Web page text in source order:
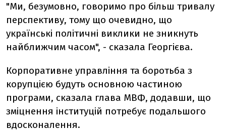
"Ми, безумовно, говоримо про більш тривалу
перспективу, тому що очевидно, що
українські політичні виклики не зникнуть
найближчим часом", - сказала Георгієва.
Корпоративне управління та боротьба з
корупцією будуть основною частиною
програми, сказала глава МВФ, додавши, що
зміцнення інституцій потребує подальшого
вдосконалення.